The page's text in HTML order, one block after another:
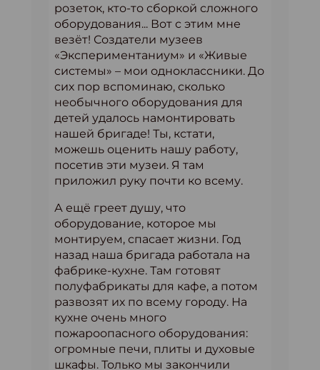
розеток, кто-то сборкой сложного
оборудования... Вот с этим мне
везёт! Создатели музеев
«Экспериментаниум» и «Живые
системы» – мои одноклассники. До
сих пор вспоминаю, сколько
необычного оборудования для
детей удалось намонтировать
нашей бригаде! Ты, кстати,
можешь оценить нашу работу,
посетив эти музеи. Я там
приложил руку почти ко всему.
А ещё греет душу, что
оборудование, которое мы
монтируем, спасает жизни. Год
назад наша бригада работала на
фабрике-кухне. Там готовят
полуфабрикаты для кафе, а потом
развозят их по всему городу. На
кухне очень много
пожароопасного оборудования:
огромные печи, плиты и духовые
шкафы. Только мы закончили